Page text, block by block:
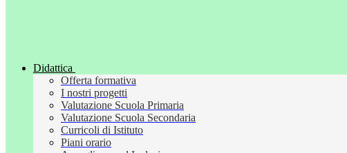
Didattica
Offerta formativa
I nostri progetti
Valutazione Scuola Primaria
Valutazione Scuola Secondaria
Curricoli di Istituto
Piani orario